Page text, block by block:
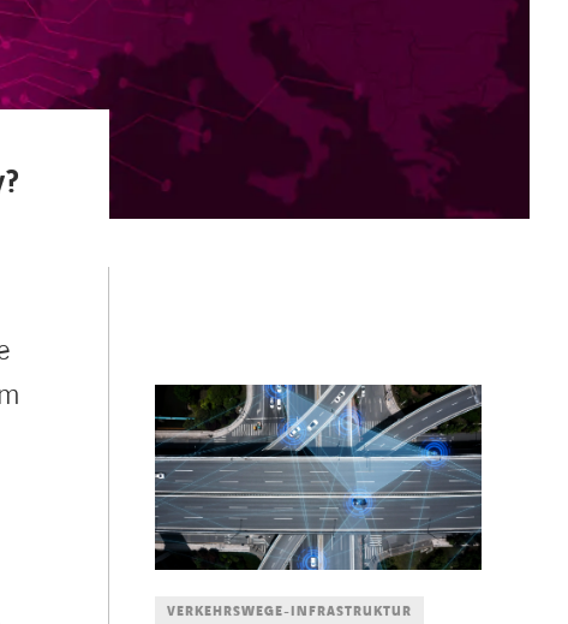
VERKEHRSWEGE-INFRASTRUKTUR